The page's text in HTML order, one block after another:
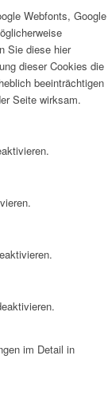
Webfonts, Google
Sie diese hier
dieser Cookies die
beeinträchtigen
Seite wirksam.
im Detail in